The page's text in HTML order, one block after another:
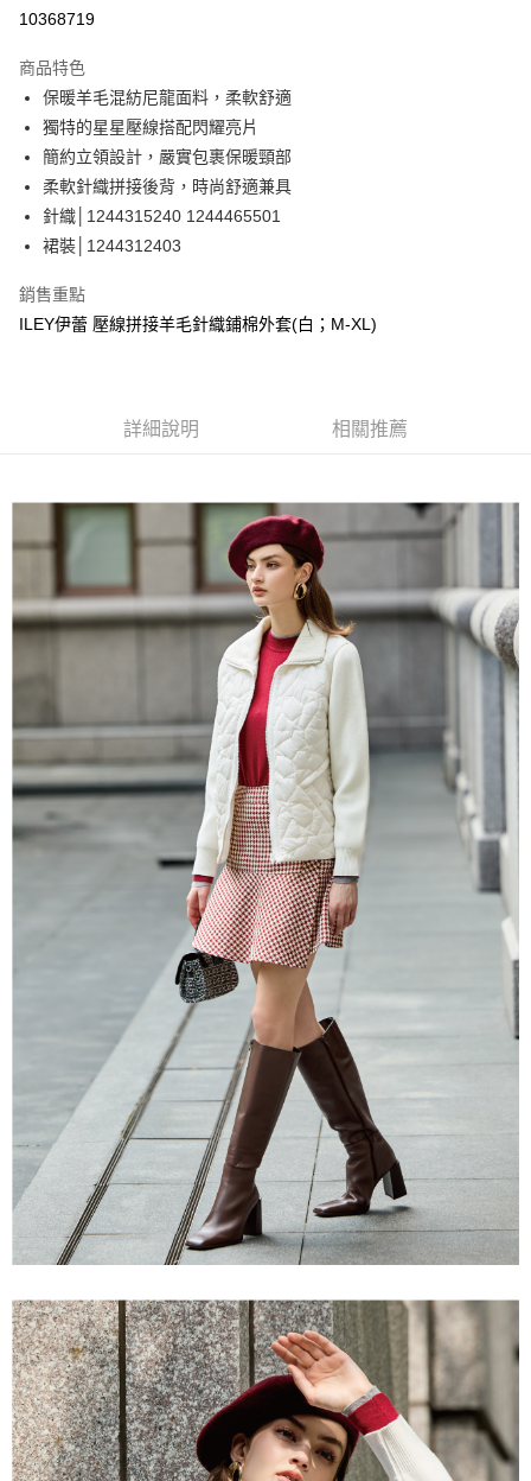
上海商業儲蓄銀行
臺灣中小企業銀行
匯豐（台灣）商業銀行
華泰商業銀行
聯邦商業銀行
元大商業銀行
永豐商業銀行
玉山商業銀行
星展（台灣）商業銀行
台新國際商業銀行
台灣樂天信用卡公司
LINE Pay
Apple Pay
街口支付
悠遊付
全盈+PAY
大哥付你分期
【大哥付你分期使用說明】
1.本服務由台灣大哥大提供，台灣大哥大用戶可立即使用無須另外申請。
4.訂單成立30分鐘內，如未前往確認交易或遇審核未通過，訂單將自動取
1.分期款項不併入電信帳單，「大哥付你分期」於每月結算日後寄送繳費提
醒簡訊。
2.透過簡訊連結打開帳單後，可選擇「超商條碼／台灣大直營門市／銀行轉
帳／街口支付／iPASS MONEY」等通路繳費。
【注意事項】
1.本服務係由「台灣大哥大股份有限公司」（以下簡稱本公司）所提供，讓
用戶於交易時，得透過本服務購買商品或服務，並由商店將買賣／分期付款
買賣價金債權讓與本公司後，依約使用本公司帳單繳交帳款。
2.基於同意付款使用「大哥付你分期」之契約關係目的，商店將以您的個人
資料（包含姓名、電話或地址）提供予台灣大哥大進項蒐集、處理及利用，
由本公司與您本人進行分期帳單所需資料之確認、核對及更正。
3.完整用戶服務條款，請詳閱以下連結：https://oppay.tw/userRule
AFTEE先享後付
１．簡單：不需註冊會員、不需綁卡、不需儲值。
【「AFTEE先享後付」結帳流程】
１．於結帳方式選擇「AFTEE先享後付」後，將跳轉至「AFTEE先享後付」
結帳頁面，進行簡訊認證並確認金額後，即可完成結帳。
２．訂單成立數日內，您將收到繳費通知簡訊。
３．收到繳費通知簡訊後14天內，點擊此簡訊中的連結，可透過四大超商／
ATM／網路銀行／等多元方式進行付款，方視為交易完成。
※ 請注意：結帳手續完成當下不需立刻繳費，但若您需要取消訂單，請聯絡
購買商品的店家。未經商家同意取消之訂單仍視為有效，需透過AFTEE先享
※ 交易是否成功請以「AFTEE先享後付 」之結帳頁面顯示為準，若有關於
是否繳費成功／繳費後需取消欲退款等相關疑問，請聯繫「AFTEE先享後付
客戶支援中心」https://netprotections.freshdesk.com/support/home
【注意事項】
１．透過由恩沛科技股份有限公司提供之「AFTEE先享後付」服務完成之交
易，需依本服務之必要範圍內提供個人資料，並將交易相關給付款項請求債
權轉讓予恩沛科技股份有限公司。
２．關於個人資料處理事宜，請瀏覽以下網址：
https://aftee.tw/terms/#terms3
３．未成年的使用者請事先徵得法定代理人或監護人之同意方可使用
「AFTEE先享後付」，若未經同意申辦者引起之損失，本公司不負相關責
４．使用「AFTEE先享後付」時，將依據個別帳號之用戶狀況，依本公司即
時審查核予不同之上限額度；若仍有額度不足之情形，本公司將視審查結果
請求用戶進行身份認證。
５．嚴禁一人註冊多個帳號或使用他人資訊註冊。若發現惡意使用之情形，
恩沛科技股份有限公司將有權停止該用戶之使用額度並採取法律行動。
付款後全家取貨
每筆NT$120，滿NT$2,500(含以上)免運費
萊爾富取貨付款
每筆NT$120，滿NT$2,500(含以上)免運費
付款後萊爾富取貨
每筆NT$120，滿NT$2,500(含以上)免運費
7-11取貨付款
每筆NT$120，滿NT$2,500(含以上)免運費
付款後7-11取貨
每筆NT$120，滿NT$2,500(含以上)免運費
每筆NT$120，滿NT$2,500(含以上)免運費
每筆NT$120，滿NT$2,500(含以上)免運費
付款後門市自取
海外配送 查看運費
10368719
商品特色
保暖羊毛混紡尼龍面料，柔軟舒適
獨特的星星壓線搭配閃耀亮片
簡約立領設計，嚴實包裹保暖頸部
柔軟針織拼接後背，時尚舒適兼具
針織│1244315240 1244465501
裙裝│1244312403
銷售重點
ILEY伊蕾 壓線拼接羊毛針織鋪棉外套(白；M-XL)
詳細說明 相關推薦